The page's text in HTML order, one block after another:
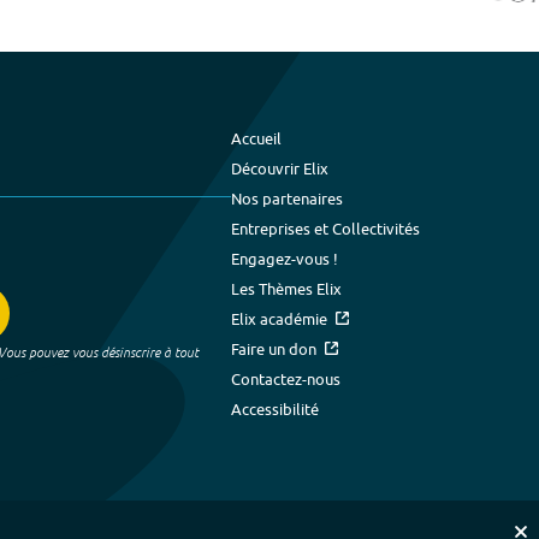
pouvez vous désinscrire à tout
Accueil
Découvrir Elix
Nos partenaires
Entreprises et Collectivités
Engagez-vous !
Les Thèmes Elix
Elix académie
Faire un don
Contactez-nous
Accessibilité